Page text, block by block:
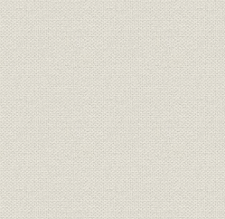
執筆分担 第一~九章 岩崎宏之
詳細表目次
第一章
第二章
第三章
第四章